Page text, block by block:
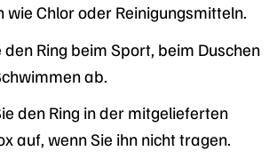
wie Chlor oder Reinigungsmitteln.
den Ring beim Sport, beim Duschen
ab.
den Ring in der mitgelieferten
auf, wenn Sie ihn nicht tragen.